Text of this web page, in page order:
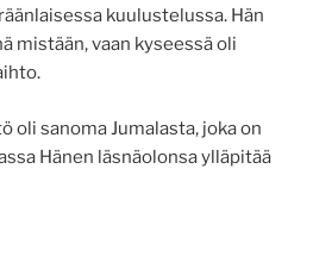
kuulustelussa. Hän
mistään, vaan kyseessä oli
oli sanoma Jumalasta, joka on
Hänen läsnäolonsa ylläpitää